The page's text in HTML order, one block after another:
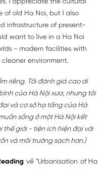
I appreciate the cultural
of old Ha Noi, but I also
infrastructure of present-
want to live in a Ha Noi
- modern facilities with
environment.
riêng. Tôi đánh giá cao di
của Hà Nội xưa, nhưng tôi
và cơ sở hạ tầng của Hà
sống ở một Hà Nội kết
giới - tiện ích hiện đại với
và môi trường sạch hơn.)
về "Urbanisation of Ha